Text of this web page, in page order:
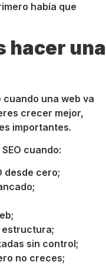
había que
hacer una
cuando una web va
crecer mejor,
importantes.
cuando:
desde cero;
estructura;
sin control;
no creces;